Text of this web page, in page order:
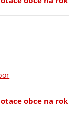
obce na rok